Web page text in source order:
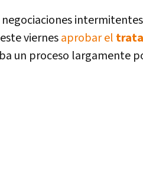
negociaciones
viernesaprobar el
un proceso largamente